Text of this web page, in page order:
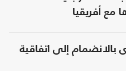
مع أفريقيا
بالانضمام إلى اتفاقية